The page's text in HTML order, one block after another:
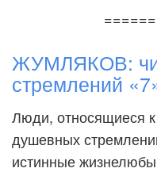
ЖУМЛЯКОВ:
стремлений
Люди, относящиеся к
душевных
истинные